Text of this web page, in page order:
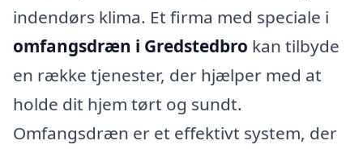
indendørs klima. Et firma med speciale i
omfangsdræn i Gredstedbro kan tilbyde
en række tjenester, der hjælper med at
holde dit hjem tørt og sundt.
Omfangsdræn er et effektivt system, der